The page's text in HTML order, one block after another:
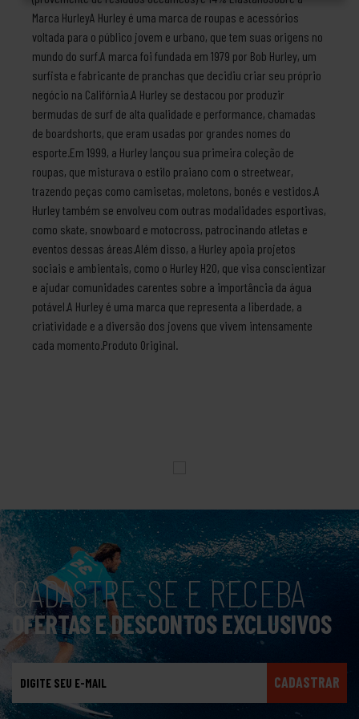
Marca HurleyA Hurley é uma marca de roupas e acessórios
voltada para o público jovem e urbano, que tem suas origens no
mundo do surf.A marca foi fundada em 1979 por Bob Hurley, um
surfista e fabricante de pranchas que decidiu criar seu próprio
negócio na Califórnia.A Hurley se destacou por produzir
bermudas de surf de alta qualidade e performance, chamadas
de boardshorts, que eram usadas por grandes nomes do
esporte.Em 1999, a Hurley lançou sua primeira coleção de
roupas, que misturava o estilo praiano com o streetwear,
trazendo peças como camisetas, moletons, bonés e vestidos.A
Hurley também se envolveu com outras modalidades esportivas,
como skate, snowboard e motocross, patrocinando atletas e
eventos dessas áreas.Além disso, a Hurley apoia projetos
sociais e ambientais, como o Hurley H2O, que visa conscientizar
e ajudar comunidades carentes sobre a importância da água
potável.A Hurley é uma marca que representa a liberdade, a
criatividade e a diversão dos jovens que vivem intensamente
cada momento.Produto Original.
CADASTRE-SE E RECEBA
OFERTAS E DESCONTOS EXCLUSIVOS
CADASTRAR